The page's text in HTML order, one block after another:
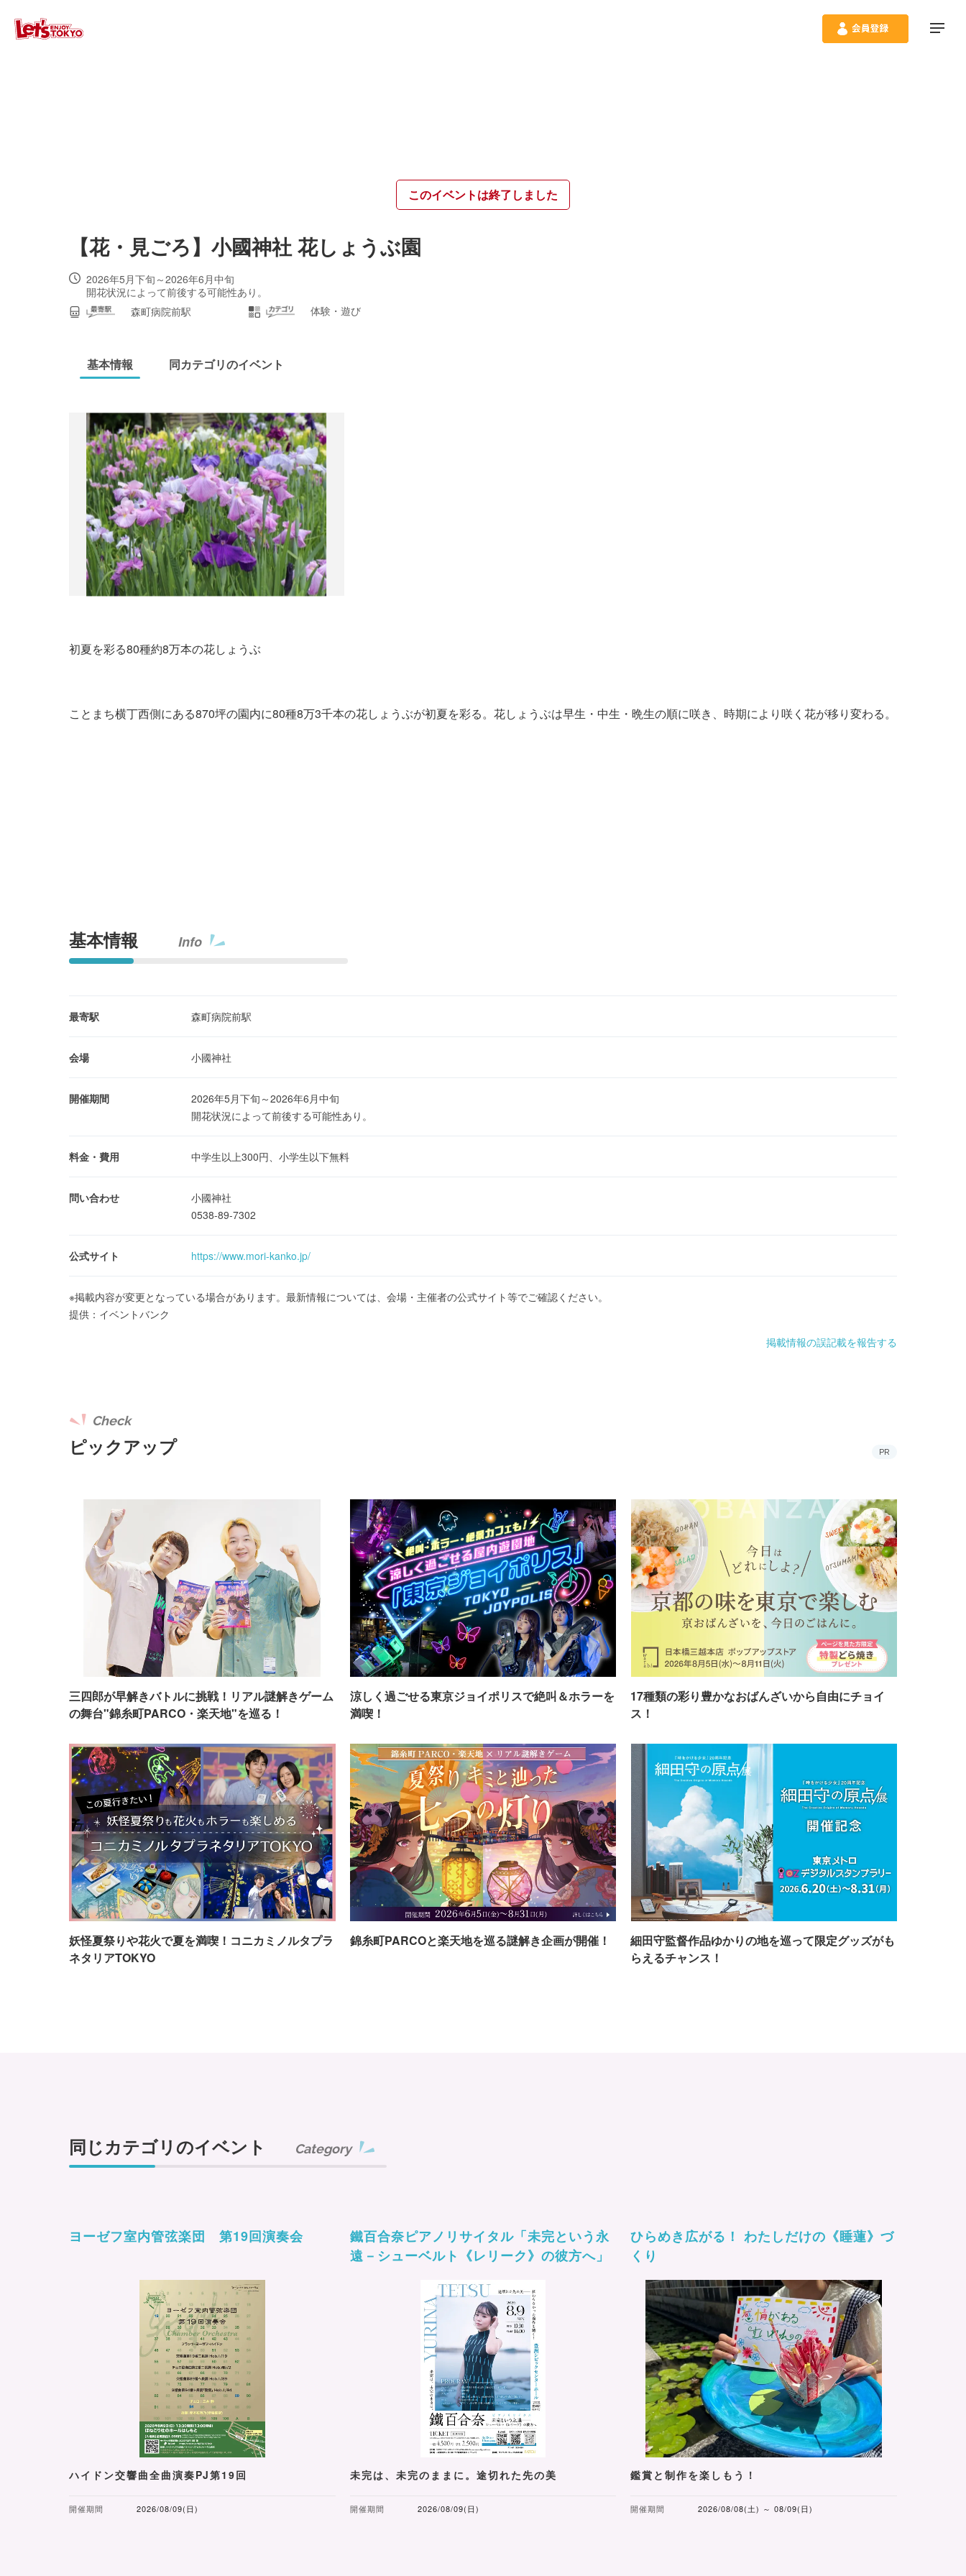
このイベントは終了しました
【花・見ごろ】小國神社 花しょうぶ園
2026年5月下旬～2026年6月中旬
開花状況によって前後する可能性あり。
森町病院前駅
体験・遊び
基本情報 同カテゴリのイベント
初夏を彩る80種約8万本の花しょうぶ
ことまち横丁西側にある870坪の園内に80種8万3千本の花しょうぶが初夏を彩る。花しょうぶは早生・中生・晩生の順に咲き、時期により咲く花が移り変わる。
基本情報 Info
最寄駅 森町病院前駅
会場 小國神社
開催期間
2026年5月下旬～2026年6月中旬
開花状況によって前後する可能性あり。
料金・費用 中学生以上300円、小学生以下無料
問い合わせ
小國神社
0538-89-7302
公式サイト https://www.mori-kanko.jp/
※掲載内容が変更となっている場合があります。最新情報については、会場・主催者の公式サイト等でご確認ください。
提供：イベントバンク
掲載情報の誤記載を報告する
ピックアップ
Check
PR
三四郎が早解きバトルに挑戦！リアル謎解きゲーム
の舞台"錦糸町PARCO・楽天地"を巡る！
涼しく過ごせる東京ジョイポリスで絶叫＆ホラーを
満喫！
17種類の彩り豊かなおばんざいから自由にチョイ
ス！
妖怪夏祭りや花火で夏を満喫！コニカミノルタプラ
ネタリアTOKYO
錦糸町PARCOと楽天地を巡る謎解き企画が開催！
細田守監督作品ゆかりの地を巡って限定グッズがも
らえるチャンス！
同じカテゴリのイベント Category
ヨーゼフ室内管弦楽団 第19回演奏会
ハイドン交響曲全曲演奏PJ第19回
開催期間 2026/08/09(日)
鐵百合奈ピアノリサイタル「未完という永
遠－シューベルト《レリーク》の彼方へ」
未完は、未完のままに。途切れた先の美
開催期間 2026/08/09(日)
ひらめき広がる！ わたしだけの《睡蓮》づ
くり
鑑賞と制作を楽しもう！
開催期間 2026/08/08(土) ～ 08/09(日)